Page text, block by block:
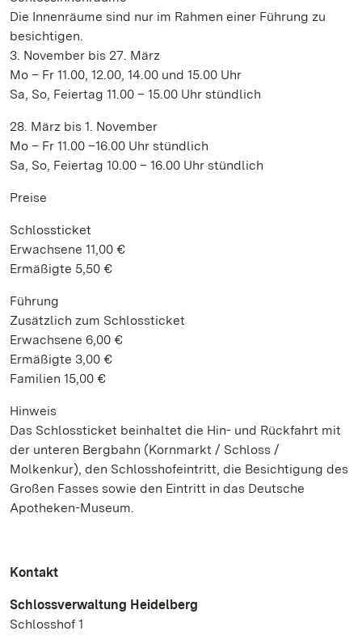
Die Innenräume sind nur im Rahmen einer Führung zu
besichtigen.
3. November bis 27. März
Mo – Fr 11.00, 12.00, 14.00 und 15.00 Uhr
Sa, So, Feiertag 11.00 – 15.00 Uhr stündlich
28. März bis 1. November
Mo – Fr 11.00 –16.00 Uhr stündlich
Sa, So, Feiertag 10.00 – 16.00 Uhr stündlich
Preise
Schlossticket
Erwachsene 11,00 €
Ermäßigte 5,50 €
Führung
Zusätzlich zum Schlossticket
Erwachsene 6,00 €
Ermäßigte 3,00 €
Familien 15,00 €
Hinweis
Das Schlossticket beinhaltet die Hin- und Rückfahrt mit
der unteren Bergbahn (Kornmarkt / Schloss /
Molkenkur), den Schlosshofeintritt, die Besichtigung des
Großen Fasses sowie den Eintritt in das Deutsche
Apotheken-Museum.
Kontakt
Schlossverwaltung Heidelberg
Schlosshof 1